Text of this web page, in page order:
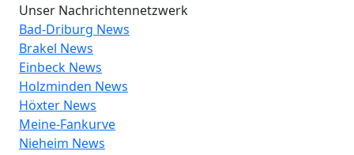
Unser Nachrichtennetzwerk
Bad-Driburg News
Brakel News
Einbeck News
Holzminden News
Höxter News
Meine-Fankurve
Nieheim News